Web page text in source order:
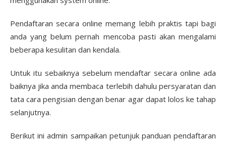
Pendaftaran secara online memang lebih praktis tapi bagi
anda yang belum pernah mencoba pasti akan mengalami
beberapa kesulitan dan kendala.
Untuk itu sebaiknya sebelum mendaftar secara online ada
baiknya jika anda membaca terlebih dahulu persyaratan dan
tata cara pengisian dengan benar agar dapat lolos ke tahap
selanjutnya.
Berikut ini admin sampaikan petunjuk panduan pendaftaran